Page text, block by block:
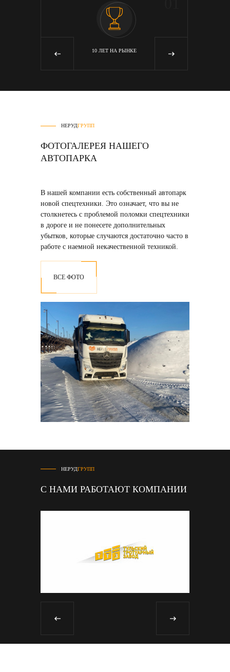
10 ЛЕТ НА РЫНКЕ
‹ ›
НЕРУДГРУПП
ФОТОГАЛЕРЕЯ НАШЕГО
АВТОПАРКА
В нашей компании есть собственный автопарк
новой спецтехники. Это означает, что вы не
столкнетесь с проблемой поломки спецтехники
в дороге и не понесете дополнительных
убытков, которые случаются достаточно часто в
работе с наемной некачественной техникой.
ВСЕ ФОТО
НЕРУДГРУПП
С НАМИ РАБОТАЮТ КОМПАНИИ